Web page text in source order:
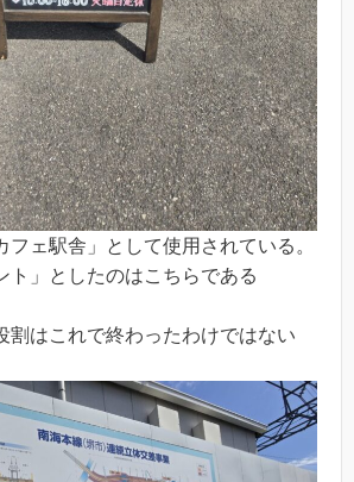
フェ駅舎」として使用されている。
ト」としたのはこちらである
割はこれで終わったわけではない